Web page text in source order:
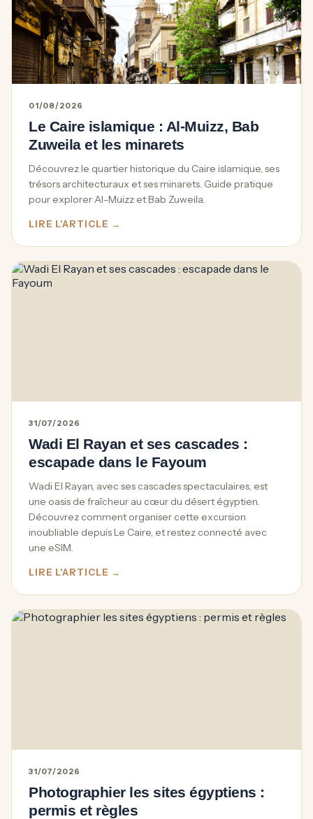
01/08/2026
Le Caire islamique : Al-Muizz, Bab
Zuweila et les minarets
Découvrez le quartier historique du Caire islamique, ses
trésors architecturaux et ses minarets. Guide pratique
pour explorer Al-Muizz et Bab Zuweila.
LIRE L'ARTICLE →
31/07/2026
Wadi El Rayan et ses cascades :
escapade dans le Fayoum
Wadi El Rayan, avec ses cascades spectaculaires, est
une oasis de fraîcheur au cœur du désert égyptien.
Découvrez comment organiser cette excursion
inoubliable depuis Le Caire, et restez connecté avec
une eSIM.
LIRE L'ARTICLE →
31/07/2026
Photographier les sites égyptiens :
permis et règles